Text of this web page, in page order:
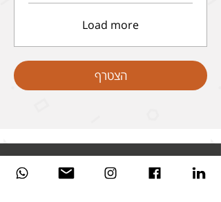
Load more
הצטרף